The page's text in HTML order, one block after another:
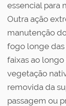
essencial para
Outra ação
manutenção
fogo longe das
faixas ao longo
vegetação
removida da
passagem ou